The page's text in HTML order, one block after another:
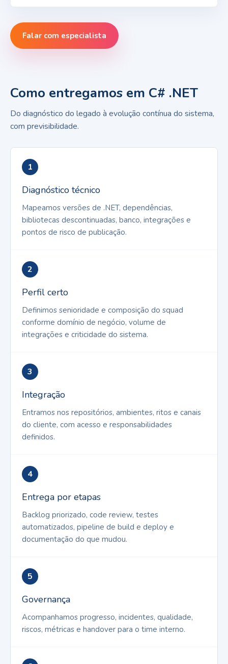
Falar com especialista
Como entregamos em C# .NET
Do diagnóstico do legado à evolução contínua do sistema,
com previsibilidade.
1
Diagnóstico técnico
Mapeamos versões de .NET, dependências,
bibliotecas descontinuadas, banco, integrações e
pontos de risco de publicação.
2
Perfil certo
Definimos senioridade e composição do squad
conforme domínio de negócio, volume de
integrações e criticidade do sistema.
3
Integração
Entramos nos repositórios, ambientes, ritos e canais
do cliente, com acesso e responsabilidades
definidos.
4
Entrega por etapas
Backlog priorizado, code review, testes
automatizados, pipeline de build e deploy e
documentação do que mudou.
5
Governança
Acompanhamos progresso, incidentes, qualidade,
riscos, métricas e handover para o time interno.